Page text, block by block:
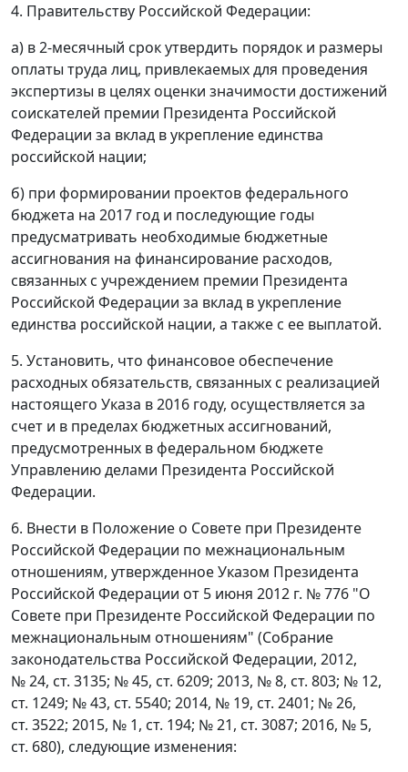
4. Правительству Российской Федерации:
а) в 2-месячный срок утвердить порядок и размеры
оплаты труда лиц, привлекаемых для проведения
экспертизы в целях оценки значимости достижений
соискателей премии Президента Российской
Федерации за вклад в укрепление единства
российской нации;
б) при формировании проектов федерального
бюджета на 2017 год и последующие годы
предусматривать необходимые бюджетные
ассигнования на финансирование расходов,
связанных с учреждением премии Президента
Российской Федерации за вклад в укрепление
единства российской нации, а также с ее выплатой.
5. Установить, что финансовое обеспечение
расходных обязательств, связанных с реализацией
настоящего Указа в 2016 году, осуществляется за
счет и в пределах бюджетных ассигнований,
предусмотренных в федеральном бюджете
Управлению делами Президента Российской
Федерации.
6. Внести в Положение о Совете при Президенте
Российской Федерации по межнациональным
отношениям, утвержденное Указом Президента
Российской Федерации от 5 июня 2012 г. № 776 "О
Совете при Президенте Российской Федерации по
межнациональным отношениям" (Собрание
законодательства Российской Федерации, 2012,
№ 24, ст. 3135; № 45, ст. 6209; 2013, № 8, ст. 803; № 12,
ст. 1249; № 43, ст. 5540; 2014, № 19, ст. 2401; № 26,
ст. 3522; 2015, № 1, ст. 194; № 21, ст. 3087; 2016, № 5,
ст. 680), следующие изменения: